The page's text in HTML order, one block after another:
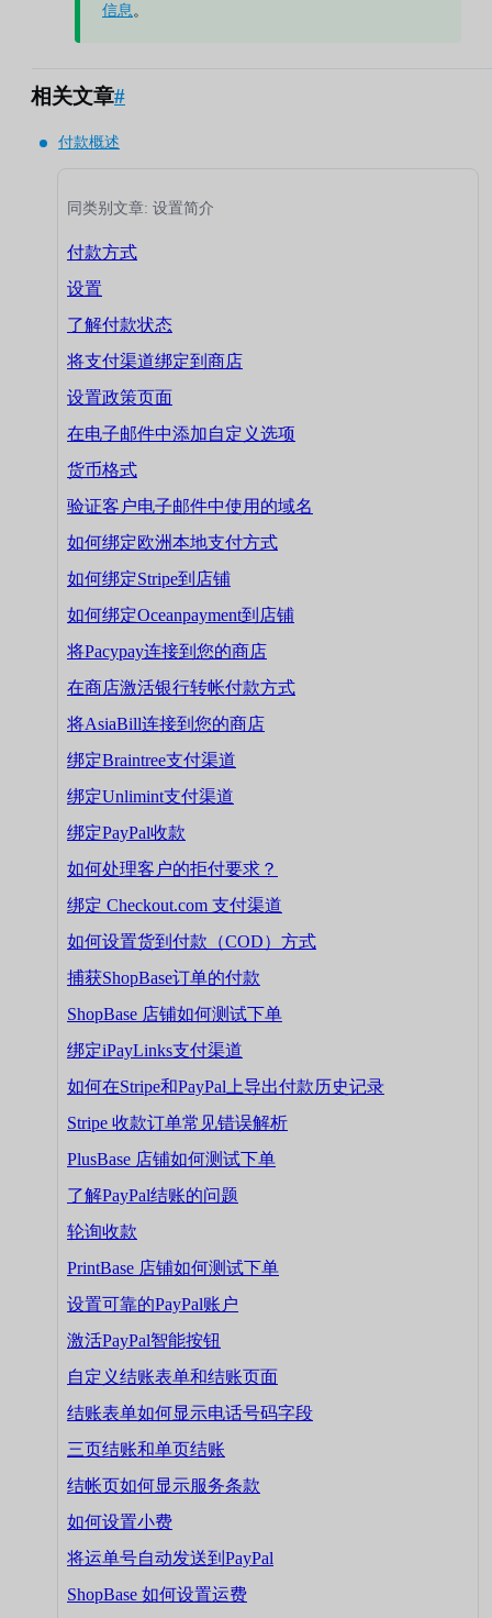
信息 。
相关文章#
付款概述
同类别文章: 设置简介
付款方式
设置
了解付款状态
将支付渠道绑定到商店
设置政策页面
在电子邮件中添加自定义选项
货币格式
验证客户电子邮件中使用的域名
如何绑定欧洲本地支付方式
如何绑定Stripe到店铺
如何绑定Oceanpayment到店铺
将Pacypay连接到您的商店
在商店激活银行转帐付款方式
将AsiaBill连接到您的商店
绑定Braintree支付渠道
绑定Unlimint支付渠道
绑定PayPal收款
如何处理客户的拒付要求？
绑定 Checkout.com 支付渠道
如何设置货到付款（COD）方式
捕获ShopBase订单的付款
ShopBase 店铺如何测试下单
绑定iPayLinks支付渠道
如何在Stripe和PayPal上导出付款历史记录
Stripe 收款订单常见错误解析
PlusBase 店铺如何测试下单
了解PayPal结账的问题
轮询收款
PrintBase 店铺如何测试下单
设置可靠的PayPal账户
激活PayPal智能按钮
自定义结账表单和结账页面
结账表单如何显示电话号码字段
三页结账和单页结账
结帐页如何显示服务条款
如何设置小费
将运单号自动发送到PayPal
ShopBase 如何设置运费